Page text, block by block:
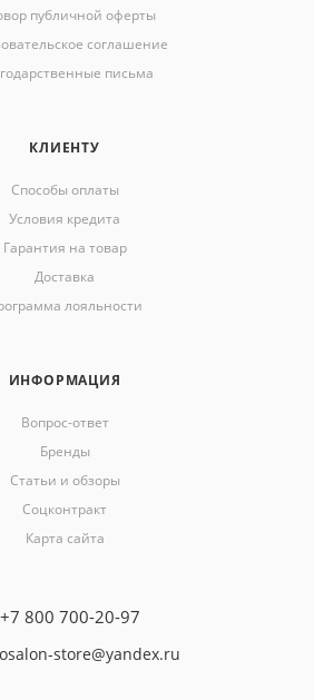
публичной оферты
соглашение
письма
КЛИЕНТУ
Способы оплаты
Условия кредита
Гарантия на товар
Доставка
лояльности
ИНФОРМАЦИЯ
Вопрос-ответ
Бренды
Статьи и обзоры
Соцконтракт
Карта сайта
+7 800 700-20-97
store@yandex.ru